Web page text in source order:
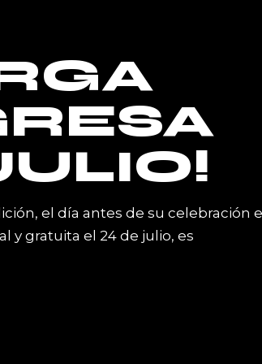
el día antes de su celebración
y gratuita el 24 de julio, es